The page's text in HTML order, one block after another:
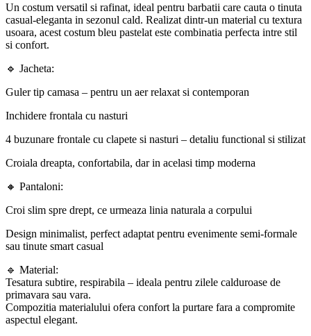
Un costum versatil si rafinat, ideal pentru barbatii care cauta o tinuta
casual-eleganta in sezonul cald. Realizat dintr-un material cu textura
usoara, acest costum bleu pastelat este combinatia perfecta intre stil
si confort.
🔹 Jacheta:
Guler tip camasa – pentru un aer relaxat si contemporan
Inchidere frontala cu nasturi
4 buzunare frontale cu clapete si nasturi – detaliu functional si stilizat
Croiala dreapta, confortabila, dar in acelasi timp moderna
🔸 Pantaloni:
Croi slim spre drept, ce urmeaza linia naturala a corpului
Design minimalist, perfect adaptat pentru evenimente semi-formale
sau tinute smart casual
🔹 Material:
Tesatura subtire, respirabila – ideala pentru zilele calduroase de
primavara sau vara.
Compozitia materialului ofera confort la purtare fara a compromite
aspectul elegant.